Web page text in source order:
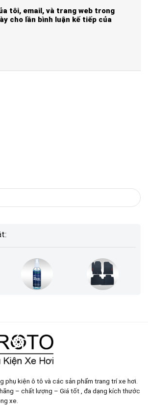
tôi, email, và trang web trong
cho lần bình luận kế tiếp của
phụ kiện ô tô và các sản phẩm trang trí xe hơi.
– chất lượng – Giá tốt , đa dạng kích thước
xe.